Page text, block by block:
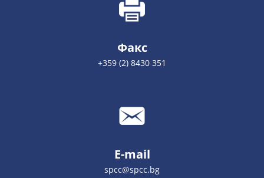
Факс
+359 (2) 8430 351
E-mail
spcc@spcc.bg